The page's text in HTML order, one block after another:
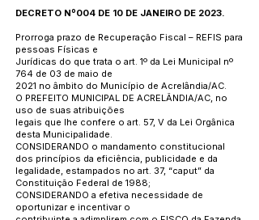
DECRETO Nº004 DE 10 DE JANEIRO DE 2023.
Prorroga prazo de Recuperação Fiscal – REFIS para
pessoas Físicas e
Jurídicas do que trata o art. 1º da Lei Municipal nº
764 de 03 de maio de
2021 no âmbito do Município de Acrelândia/AC.
O PREFEITO MUNICIPAL DE ACRELÂNDIA/AC, no
uso de suas atribuições
legais que lhe confere o art. 57, V da Lei Orgânica
desta Municipalidade.
CONSIDERANDO o mandamento constitucional
dos princípios da eficiência, publicidade e da
legalidade, estampados no art. 37, “caput” da
Constituição Federal de 1988;
CONSIDERANDO a efetiva necessidade de
oportunizar e incentivar o